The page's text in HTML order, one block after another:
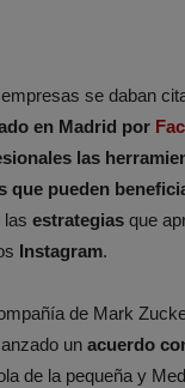
se daban
en Madrid por
las
que pueden
las estrategias que
Instagram.
de Mark
un acuerdo
de la pequeña y